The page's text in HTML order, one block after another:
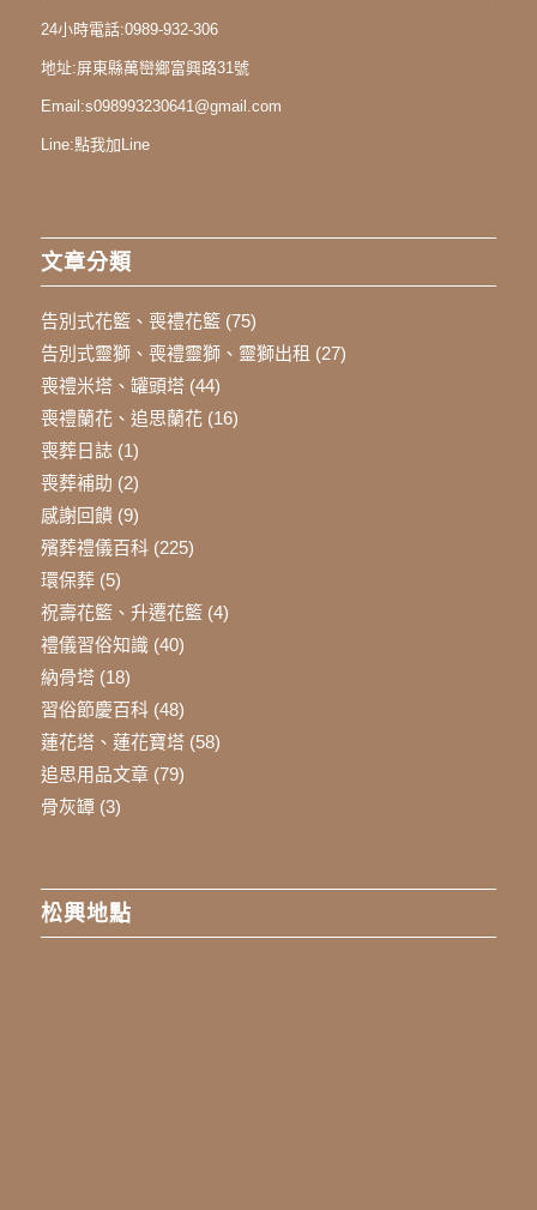
24小時電話:0989-932-306
地址:屏東縣萬巒鄉富興路31號
Email:s098993230641@gmail.com
Line:點我加Line
文章分類
告別式花籃、喪禮花籃(75)
告別式靈獅、喪禮靈獅、靈獅出租 (27)
喪禮米塔、罐頭塔(44)
喪禮蘭花、追思蘭花(16)
喪葬日誌(1)
喪葬補助 (2)
感謝回饋(9)
殯葬禮儀百科(225)
環保葬(5)
祝壽花籃、升遷花籃(4)
禮儀習俗知識(40)
納骨塔(18)
習俗節慶百科(48)
蓮花塔、蓮花寶塔(58)
追思用品文章(79)
骨灰罈(3)
松興地點